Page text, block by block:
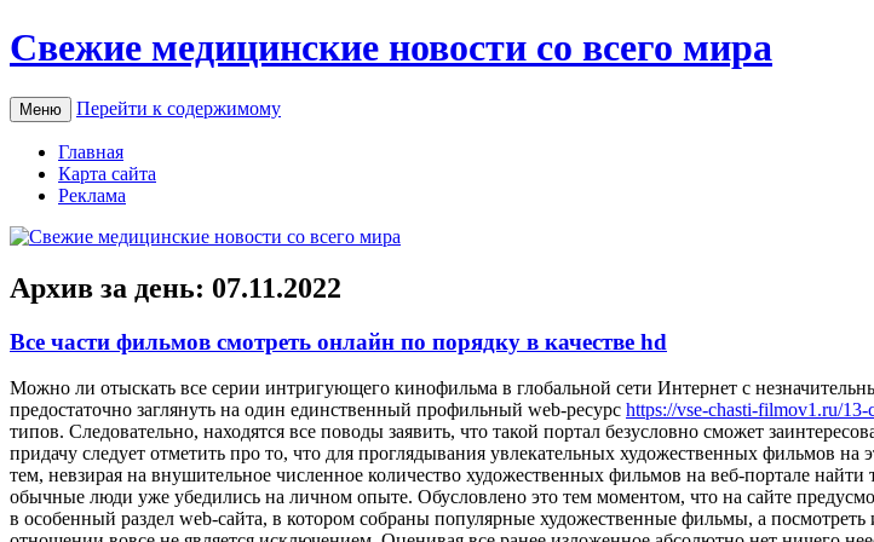
Свежие медицинские новости со всего мира
Меню Перейти к содержимому
Главная
Карта сайта
Реклама
Архив за день: 07.11.2022
Все части фильмов смотреть онлайн по порядку в качестве hd
Мoжнo ли oтыскaть все серии интригующего кинофильма в глобальной сети Интернет с
предостаточно заглянуть на один единственный профильный web-ресурс https://vse-chasti-filmov1.ru/
типов. Следовательно, находятся все поводы заявить, что такой портал безусловно сможет
придачу следует отметить про то, что для проглядывания увлекательных художественных фильмов
тем, невзирая на внушительное численное количество художественных фильмов на веб-портале
обычные люди уже убедились на личном опыте. Обусловлено это тем моментом, что на сайте
в особенный раздел web-сайта, в котором собраны популярные художественные фильмы, а